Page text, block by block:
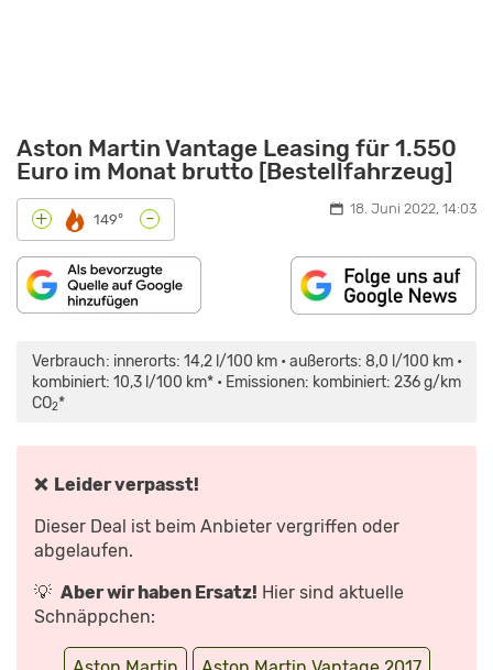
Aston Martin Vantage Leasing für 1.550
Euro im Monat brutto [Bestellfahrzeug]
+ 149° - 18. Juni 2022, 14:03
Verbrauch: innerorts: 14,2 l/100 km • außerorts: 8,0 l/100 km •
kombiniert: 10,3 l/100 km* • Emissionen: kombiniert: 236 g/km
CO2*
❌ Leider verpasst!
Dieser Deal ist beim Anbieter vergriffen oder
abgelaufen.
💡 Aber wir haben Ersatz! Hier sind aktuelle
Schnäppchen:
MAPS.GOOGLE.DE
ANZEIGEN
VANTAGE
2021
TEST
|
DER
DEN
SPORTWAGEN?“
VON
YOUTUBE